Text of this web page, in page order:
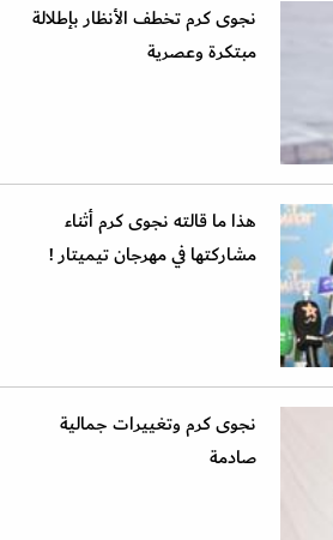
نجوى كرم تخطف الأنظار بإطلالة
مبتكرة وعصرية
هذا ما قالته نجوى كرم أثناء
مشاركتها في مهرجان تيميتار !
نجوى كرم وتغييرات جمالية
صادمة